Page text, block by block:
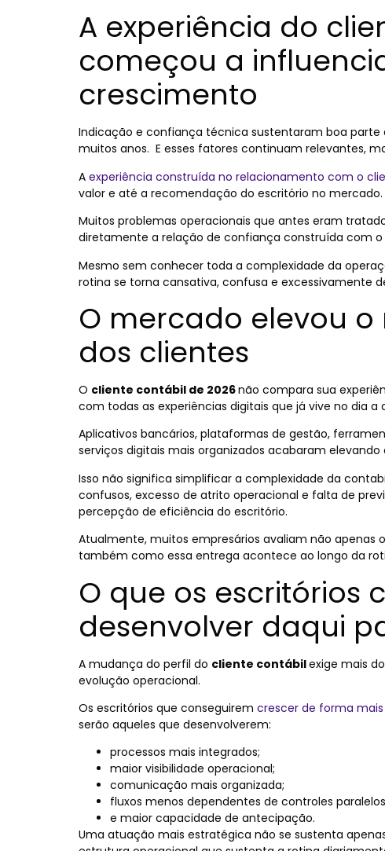
A experiência do
começou a
crescimento
Indicação e confiança técnica sustentaram boa
muitos anos. E esses fatores continuam relevantes,
A experiência construída no relacionamento com o
valor e até a recomendação do escritório no mercado.
Muitos problemas operacionais que antes eram
diretamente a relação de confiança construída com o
Mesmo sem conhecer toda a complexidade da
rotina se torna cansativa, confusa e excessivamente
O mercado elevou
dos clientes
O cliente contábil de 2026não compara sua
com todas as experiências digitais que já vive no dia a
Aplicativos bancários, plataformas de gestão,
serviços digitais mais organizados acabaram
Isso não significa simplificar a complexidade da
confusos, excesso de atrito operacional e falta de
percepção de eficiência do escritório.
Atualmente, muitos empresários avaliam não apenas
também como essa entrega acontece ao longo da
O que os escritórios
desenvolver daqui
A mudança do perfil do cliente contábilexige mais
evolução operacional.
Os escritórios que conseguirem crescer de forma
serão aqueles que desenvolverem:
processos mais integrados;
maior visibilidade operacional;
comunicação mais organizada;
fluxos menos dependentes de controles
e maior capacidade de antecipação.
Uma atuação mais estratégica não se sustenta